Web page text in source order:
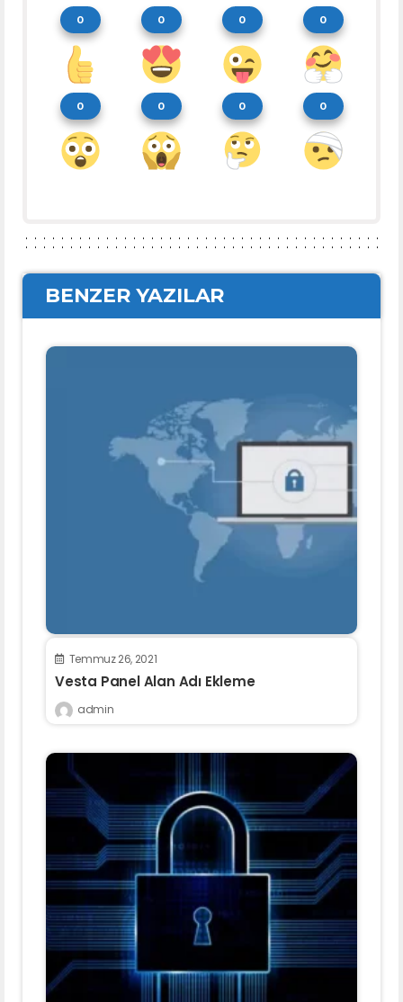
0 0 0 0
0 0 0 0
BENZER YAZILAR
Temmuz 26, 2021
Vesta Panel Alan Adı Ekleme
admin